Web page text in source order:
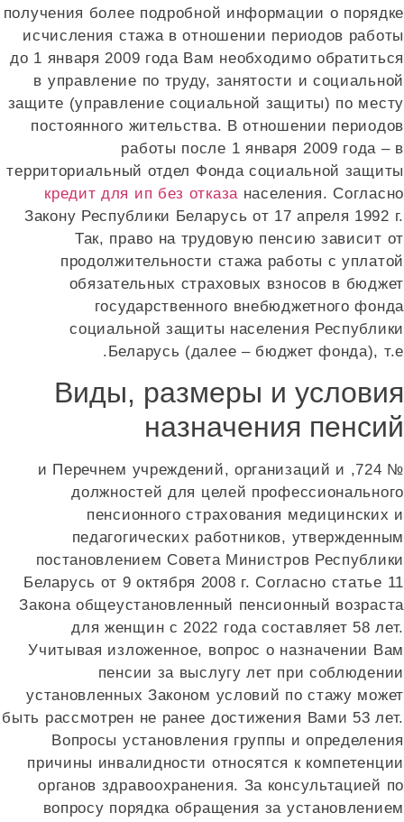
получения более подробной информации о
исчисления стажа в отношении периодов
до 1 января 2009 года Вам необходимо
в управление по труду, занятости и
защите (управление социальной защиты) по
постоянного жительства. В отношении
работы после 1 января 2009 года –
территориальный отдел Фонда социальной
кредит для ип без отказанаселения.
Закону Республики Беларусь от 17 апреля 1992
Так, право на трудовую пенсию зависит
продолжительности стажа работы с
обязательных страховых взносов в
государственного внебюджетного
социальной защиты населения
Беларусь (далее – бюджет фонда),
Виды, размеры и
назначения
№ 724, и Перечнем учреждений, организаций и
должностей для целей
пенсионного страхования медицинских
педагогических работников,
постановлением Совета Министров
Беларусь от 9 октября 2008 г. Согласно статье
Закона общеустановленный пенсионный
для женщин с 2022 года составляет 58
Учитывая изложенное, вопрос о назначении
пенсии за выслугу лет при
установленных Законом условий по стажу
быть рассмотрен не ранее достижения Вами 53
Вопросы установления группы и
причины инвалидности относятся к
органов здравоохранения. За консультацией
вопросу порядка обращения за